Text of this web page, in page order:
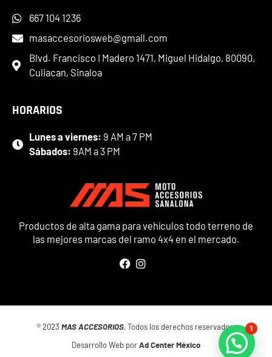
Productos de alta gama para vehículos todo terreno de
las mejores marcas del ramo 4x4 en el mercado.
667 104 1236
masaccesoriosweb@gmail.com
Blvd. Francisco I Madero 1471, Miguel Hidalgo, 80090,
Culiacan, Sinaloa
HORARIOS
Lunes a viernes: 9 AM a 7 PM
Sábados: 9AM a 3 PM
® 2023 MAS ACCESORIOS.Todos los derechos reservados.
Desarrollo Web porAd Center México
1